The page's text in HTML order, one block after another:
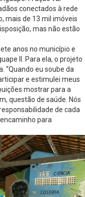
conectados à rede
mais de 13 mil imóveis
mas não estão
anos no município e
II. Para ela, o projeto
“Quando eu soube da
e estimulei meus
mostrar para a
questão de saúde. Nós
de cada
para